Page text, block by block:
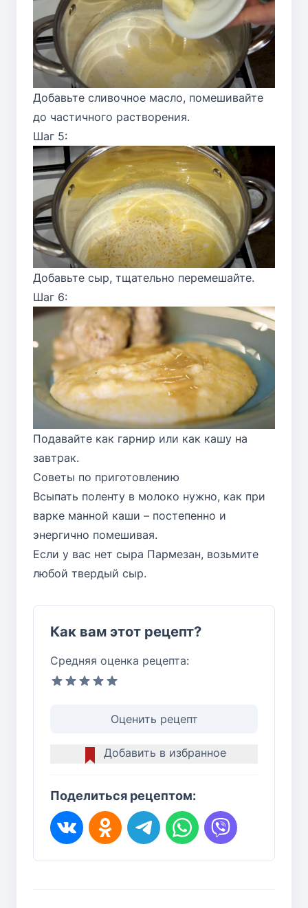
Добавьте сливочное масло, помешивайте
до частичного растворения.
Шаг 5:
Добавьте сыр, тщательно перемешайте.
Шаг 6:
Подавайте как гарнир или как кашу на
завтрак.
Советы по приготовлению
Всыпать поленту в молоко нужно, как при
варке манной каши – постепенно и
энергично помешивая.
Если у вас нет сыра Пармезан, возьмите
любой твердый сыр.
Как вам этот рецепт?
Средняя оценка рецепта:
Оценить рецепт
Добавить в избранное
Поделиться рецептом: